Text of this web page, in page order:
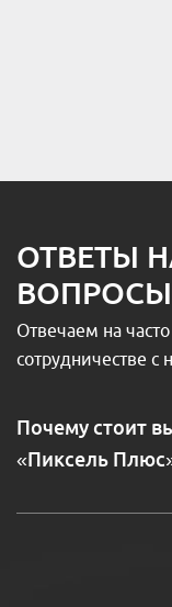
ОТВЕТЫ
ВОПРОСЫ
Отвечаем на
сотрудничестве с
Почему стоит
«Пиксель